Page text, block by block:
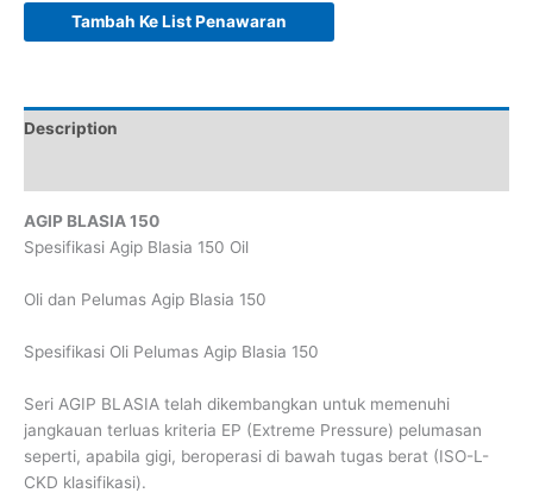
Tambah Ke List Penawaran
Description
AGIP BLASIA 150
Spesifikasi Agip Blasia 150 Oil
Oli dan Pelumas Agip Blasia 150
Spesifikasi Oli Pelumas Agip Blasia 150
Seri AGIP BLASIA telah dikembangkan untuk memenuhi
jangkauan terluas kriteria EP (Extreme Pressure) pelumasan
seperti, apabila gigi, beroperasi di bawah tugas berat (ISO-L-
CKD klasifikasi).